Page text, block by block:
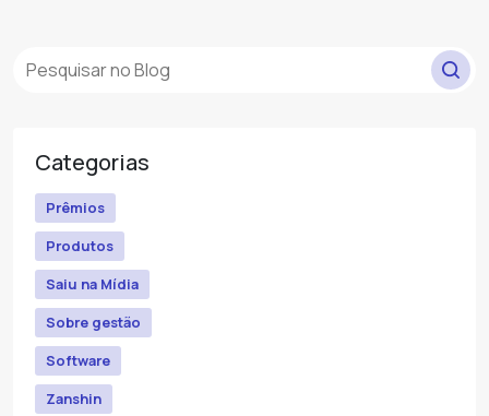
Categorias
Prêmios
Produtos
Saiu na Mídia
Sobre gestão
Software
Zanshin